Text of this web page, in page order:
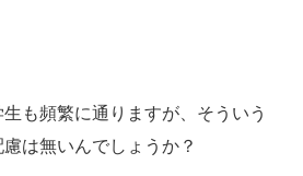
も頻繁に通りますが、そういう
は無いんでしょうか？